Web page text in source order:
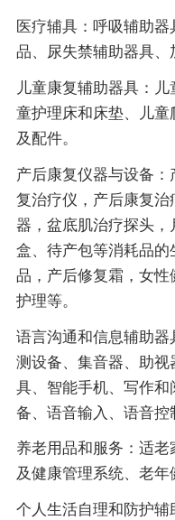
医疗辅具：呼吸辅助
品、尿失禁辅助器具、
儿童康复辅助器具：
童护理床和床垫、儿
及配件。
产后康复仪器与设备
复治疗仪，产后康复
器，盆底肌治疗探头
盒、待产包等消耗品
品，产后修复霜，女
护理等。
语言沟通和信息辅助
测设备、集音器、助
具、智能手机、写作
备、语音输入、语音控
养老用品和服务：适
及健康管理系统、老年
个人生活自理和防护